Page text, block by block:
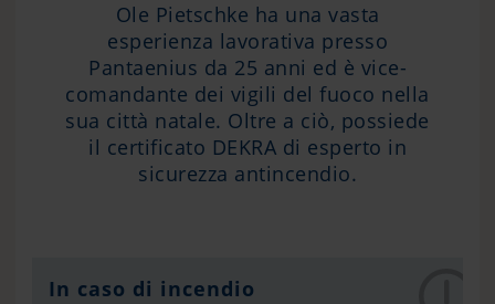
Ole Pietschke ha una vasta
esperienza lavorativa presso
Pantaenius da 25 anni ed è vice-
comandante dei vigili del fuoco nella
sua città natale. Oltre a ciò, possiede
il certificato DEKRA di esperto in
sicurezza antincendio.
In caso di incendio